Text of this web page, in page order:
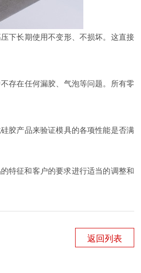
下长期使用不变形、不损坏。这直接
存在任何漏胶、气泡等问题。所有零
胶产品来验证模具的各项性能是否满
特征和客户的要求进行适当的调整和
返回列表